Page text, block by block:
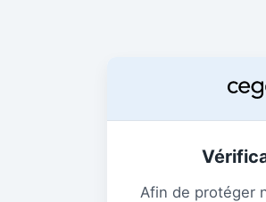
Afin de protéger